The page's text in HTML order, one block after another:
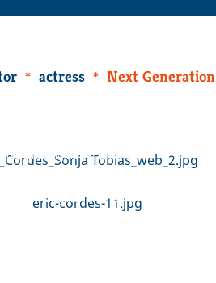
actress Next Generation
honorarfrei für PR
honorarfrei für PR